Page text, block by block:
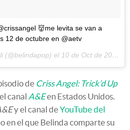
👹me levita se van a
12 de octubre en @aetv
(@belindapop) el 10 de Oct de 2016 a la(s) 12:41 PDT
de Criss Angel: Trick’d Up
canal A&Een Estados Unidos.
y el canal deYouTube del
en el que Belinda comparte su